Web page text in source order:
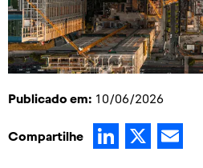
Publicado em: 10/06/2026
Compartilhe LinkedIn
X